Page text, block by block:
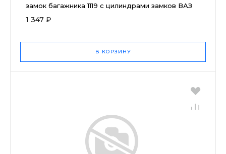
замок багажника 1119 с цилиндрами замков ВАЗ
1 347 ₽
В КОРЗИНУ